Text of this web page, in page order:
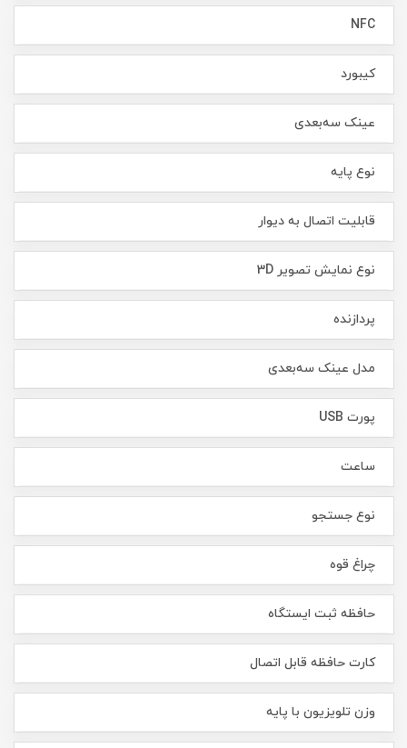
NFC
کیبورد
عینک سه‌بعدی
نوع پایه
قابلیت اتصال به دیوار
نوع نمایش تصویر 3D
پردازنده
مدل عینک سه‌بعدی
پورت USB
ساعت
نوع جستجو
چراغ قوه
حافظه ثبت ایستگاه
کارت حافظه قابل اتصال
وزن تلویزیون با پایه